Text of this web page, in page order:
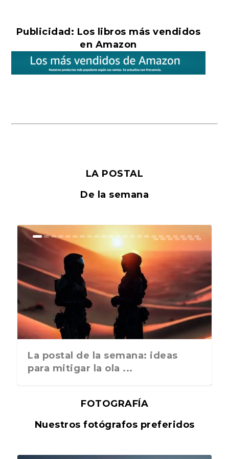
Publicidad: Los libros más vendidos
en Amazon
LA POSTAL
De la semana
La postal de la semana: ideas
para mitigar la ola ...
FOTOGRAFÍA
Nuestros fotógrafos preferidos